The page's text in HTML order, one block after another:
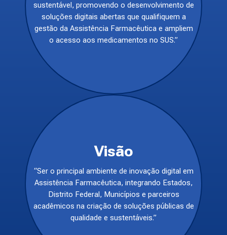
sustentável, promovendo o desenvolvimento de
soluções digitais abertas que qualifiquem a
gestão da Assistência Farmacêutica e ampliem
o acesso aos medicamentos no SUS.”
Visão
“Ser o principal ambiente de inovação digital em
Assistência Farmacêutica, integrando Estados,
Distrito Federal, Municípios e parceiros
acadêmicos na criação de soluções públicas de
qualidade e sustentáveis.”